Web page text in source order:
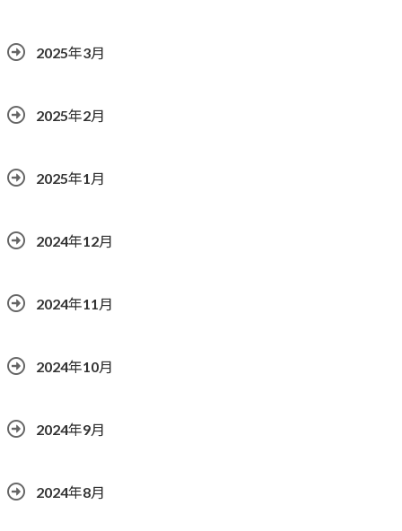
2025年3月
2025年2月
2025年1月
2024年12月
2024年11月
2024年10月
2024年9月
2024年8月